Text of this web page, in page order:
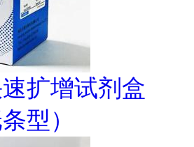
扩增试剂盒
型）